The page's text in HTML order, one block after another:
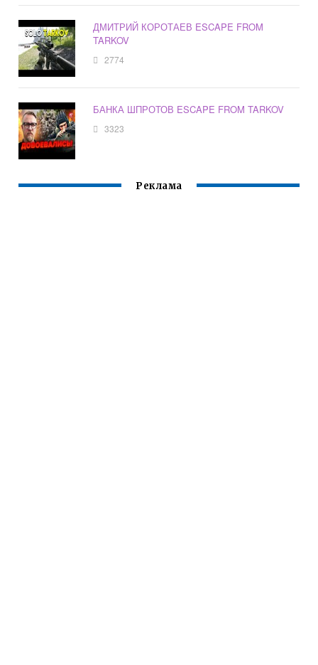
ДМИТРИЙ КОРОТАЕВ ESCAPE FROM
TARKOV
2774
БАНКА ШПРОТОВ ESCAPE FROM TARKOV
3323
Реклама